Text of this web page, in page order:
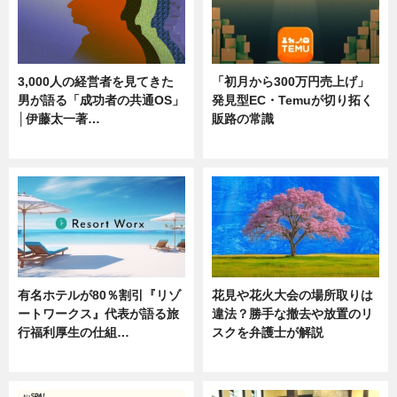
3,000人の経営者を見てきた
男が語る「成功者の共通OS」
│伊藤太一著…
「初月から300万円売上げ」
発見型EC・Temuが切り拓く
販路の常識
有名ホテルが80％割引『リゾ
ートワークス』代表が語る旅
行福利厚生の仕組…
花見や花火大会の場所取りは
違法？勝手な撤去や放置のリ
スクを弁護士が解説